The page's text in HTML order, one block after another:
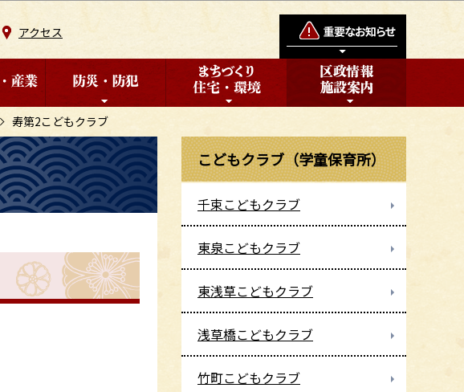
アクセス
寿第2こどもクラブ
こどもクラブ（学童保育所）
千束こどもクラブ
東泉こどもクラブ
東浅草こどもクラブ
浅草橋こどもクラブ
竹町こどもクラブ